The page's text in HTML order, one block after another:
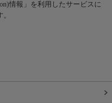
情報」を利用したサービスに